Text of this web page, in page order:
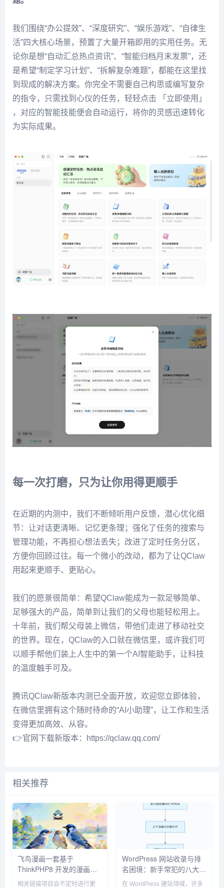
我们围绕“办公提效”、“深度研究”、“娱乐游戏”、“自律生
活”四大核心场景，预置了大量开箱即用的实用任务。无
论你是想“自动汇总热点资讯”、“智能归档月末发票”，还
是希望“制定学习计划”、“拆解复杂难题”，都能在这里找
到现成的解决方案。你完全不需要自己构思或编写复杂
的指令，只需找到心仪的任务，轻轻点击 「立即使用」
，对应的智能技能便会自动运行，将你的灵感迅速转化
为实际成果。
每一次打磨，只为让你用得更顺手
在近期的内测中，我们不断倾听用户反馈，潜心优化细
节：让对话更清晰、记忆更条理；强化了任务的搜索与
管理功能，不再担心想法丢失；改进了定时任务分区，
方便你回顾过往。每一个微小的改动，都为了让QClaw
用起来更顺手、更贴心。
我们的愿景很简单：希望QClaw能成为一款足够简单、
足够强大的产品，简单到让我们的父母也能轻松用上。
十年前，我们帮父母装上微信，带他们走进了移动社交
的世界。现在，QClaw的入口就在微信里，或许我们可
以顺手帮他们装上人生中的第一个AI智能助手，让科技
的温度触手可及。
腾讯QClaw新版本内测已全面开放，欢迎您立即体验，
在微信里拥有这个随时待命的“AI小助理”，让工作和生活
变得更加高效、从容。
👉官网下载新版本： https://qclaw.qq.com/
相关推荐
飞鸟漫画一套基于
ThinkPHP8 开发的漫画在
线阅读开源系统
相关链接项目会不定时进行更
WordPress 网站收录与排
名困境：新手常犯的八大错
误与破局之道
在 WordPress 建站领域，许多